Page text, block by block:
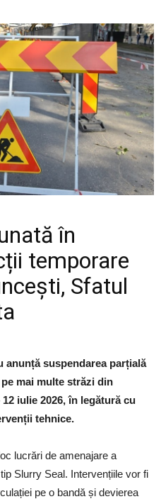
în
temporare
Sfatul
suspendarea parțială
mai multe străzi din
iulie 2026, în legătură cu
tehnice.
lucrări de amenajare a
Slurry Seal. Intervențiile vor fi
pe o bandă și devierea